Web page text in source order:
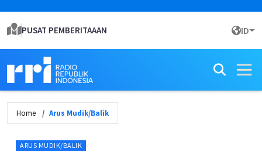
PUSAT PEMBERITAAAN ID
Home Arus Mudik/Balik
ARUS MUDIK/BALIK